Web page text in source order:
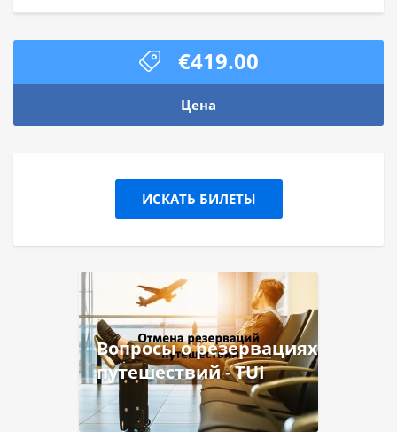
€419.00
Цена
ИСКАТЬ БИЛЕТЫ
Вопросы о резервациях
путешествий - TUI